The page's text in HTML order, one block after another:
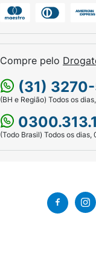
Compre pelo
(31)
(BH e Região) Todos os
(Todo Brasil) Todos os dias,